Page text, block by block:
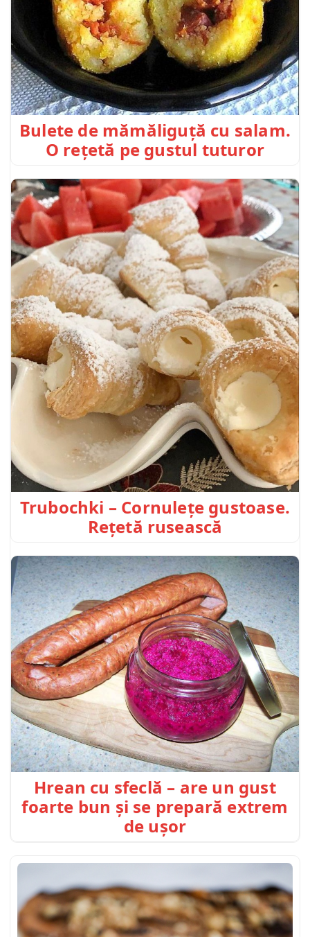
Bulete de mămăliguță cu salam.
O rețetă pe gustul tuturor
Trubochki – Cornulețe gustoase.
Rețetă rusească
Hrean cu sfeclă – are un gust
foarte bun și se prepară extrem
de ușor